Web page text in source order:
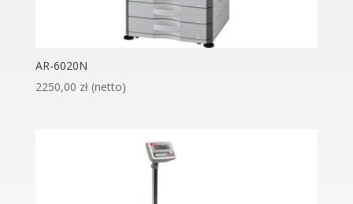
AR-6020N
2250,00 zł (netto)